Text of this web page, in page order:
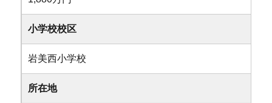
小学校校区
岩美西小学校
所在地